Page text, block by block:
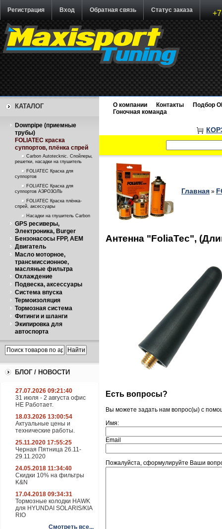
Регистрация Вход Обратная связь Статус заказа
КАТАЛОГ
Downpipe (приемные
трубы)
FOLIATEC краска
суппортов, плёнка спрей
Carbon Autotecknic. Спойлеры,
решетки, насадки на глушитель
FOLIATEC Краска для
суппортов
FOLIATEC Краска для
суппортов АЭРОЗОЛЬ
FOLIATEC Краска плёнка-
спрей, аксессуары
Насадки на глушитель Carbon
GPS ресиверы,
Электроника, Burger
Бензонасосы FPP, AEM
Двигатель
Масло моторное,
трансмиссионное,
масляные фильтра
Охлаждение
Подвеска, аксессуары
Система впуска
Термоизоляция
Тормозная система
Фитинги и шланги
Экипировка для
автоспорта
БЛОГ / НОВОСТИ
27.07.2026 09:21:40
31 июля - 2 августа офис
НЕ Работает.
18.03.2026 13:00:54
Актуальные цены и
технические работы.
25.11.2020 17:55:25
Черная Пятница 26.11-
29.11.2020
24.05.2018 11:34:40
Скидки 10% на фильтры
K&N
17.04.2018 09:34:31
Тормозные колодки HAWK
для HYUNDAI SOLARIS/KIA
RIO
Смотреть все...
О компании Контакты
Подбор
Гоночная команда
Главная »
Антенна "FoliaTec",
Есть вопросы?
Вы можете задать нам вопрос(ы) с
Имя:
Email
Пожалуйста, сформулируйте Ваши